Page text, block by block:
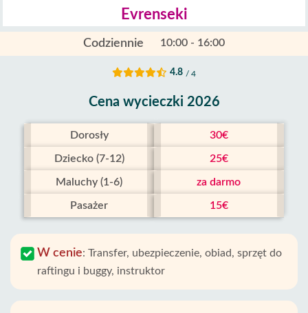
Evrenseki
Codziennie 10:00 - 16:00
4.8 / 4
Cena wycieczki 2026
Dorosły 30€
Dziecko (7-12) 25€
Maluchy (1-6) za darmo
Pasażer 15€
W cenie: Transfer, ubezpieczenie, obiad, sprzęt do
raftingu i buggy, instruktor